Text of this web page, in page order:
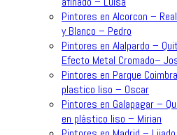
Pintores en Alcorcon –
y Blanco – Pedro
Pintores en Alalpardo –
Efecto Metal Cromado–
Pintores en Parque
plastico liso – Oscar
Pintores en Galapagar –
en plástico liso – Mirian